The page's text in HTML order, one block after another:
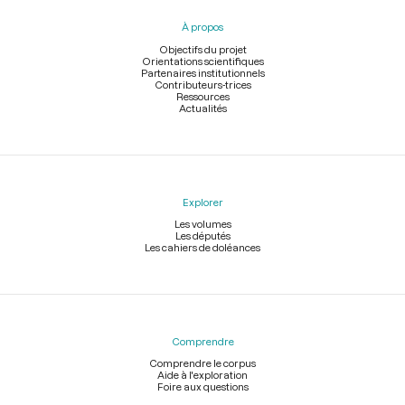
À propos
Objectifs du projet
Orientations scientifiques
Partenaires institutionnels
Contributeurs-trices
Ressources
Actualités
Explorer
Les volumes
Les députés
Les cahiers de doléances
Comprendre
Comprendre le corpus
Aide à l'exploration
Foire aux questions